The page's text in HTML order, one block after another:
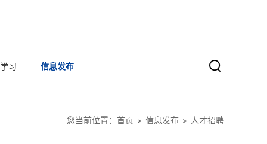
习 信息发布
您当前位置： 首页 信息发布 人才招聘